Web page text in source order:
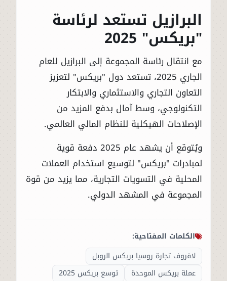
البرازيل تستعد لرئاسة
"بريكس" 2025
مع انتقال رئاسة المجموعة إلى البرازيل للعام
الجاري 2025، تستعد دول "بريكس" لتعزيز
التعاون التجاري والاستثماري والابتكار
التكنولوجي، وسط آمال بدفع المزيد من
الإصلاحات الهيكلية للنظام المالي العالمي.
ويُتوقع أن يشهد عام 2025 دفعة قوية
لمبادرات "بريكس" لتوسيع استخدام العملات
المحلية في التسويات التجارية، مما يزيد من قوة
المجموعة في المشهد الدولي.
الكلمات المفتاحية:
لافروف تجارة روسيا بريكس الروبل
عملة بريكس الموحدة
توسع بريكس 2025